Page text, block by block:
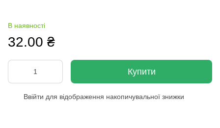
В наявності
32.00 ₴
Купити
Ввійти для відображення накопичувальної знижки